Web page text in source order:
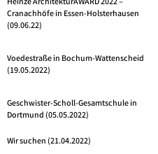
Heinze ArchitekturAWARD 2022 –
Cranachhöfe in Essen-Holsterhausen
(09.06.22)
Voedestraße in Bochum-Wattenscheid
(19.05.2022)
Geschwister-Scholl-Gesamtschule in
Dortmund (05.05.2022)
Wir suchen (21.04.2022)